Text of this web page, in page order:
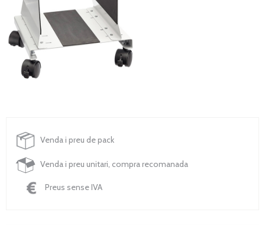
Venda i preu de pack
Venda i preu unitari, compra recomanada
Preus sense IVA